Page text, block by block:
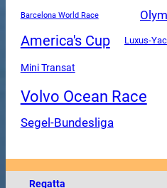
Barcelona World Race
America's Cup Luxus-
Mini Transat
Volvo Ocean Race
Segel-Bundesliga
Regatta